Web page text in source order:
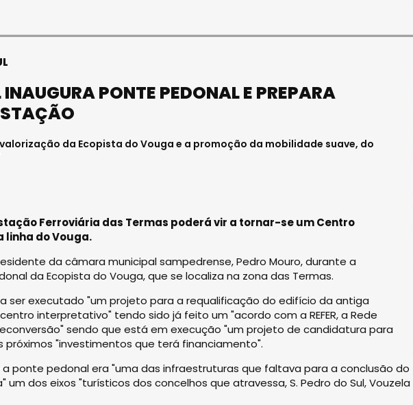
PONTE PEDONAL E PREPARA
da Ecopista do Vouga e a promoção da mobilidade suave, do
Ferroviária das Termas poderá vir a tornar-se um Centro
do Vouga.
da câmara municipal sampedrense, Pedro Mouro, durante a
da Ecopista do Vouga, que se localiza na zona das Termas.
ser executado "um projeto para a requalificação do edifício da antiga
interpretativo" tendo sido já feito um "acordo com a REFER, a Rede
sendo que está em execução "um projeto de candidatura para
"investimentos que terá financiamento".
a ponte pedonal era "uma das infraestruturas que faltava para a conclusão do
um dos eixos "turísticos dos concelhos que atravessa, S. Pedro do Sul, Vouzela